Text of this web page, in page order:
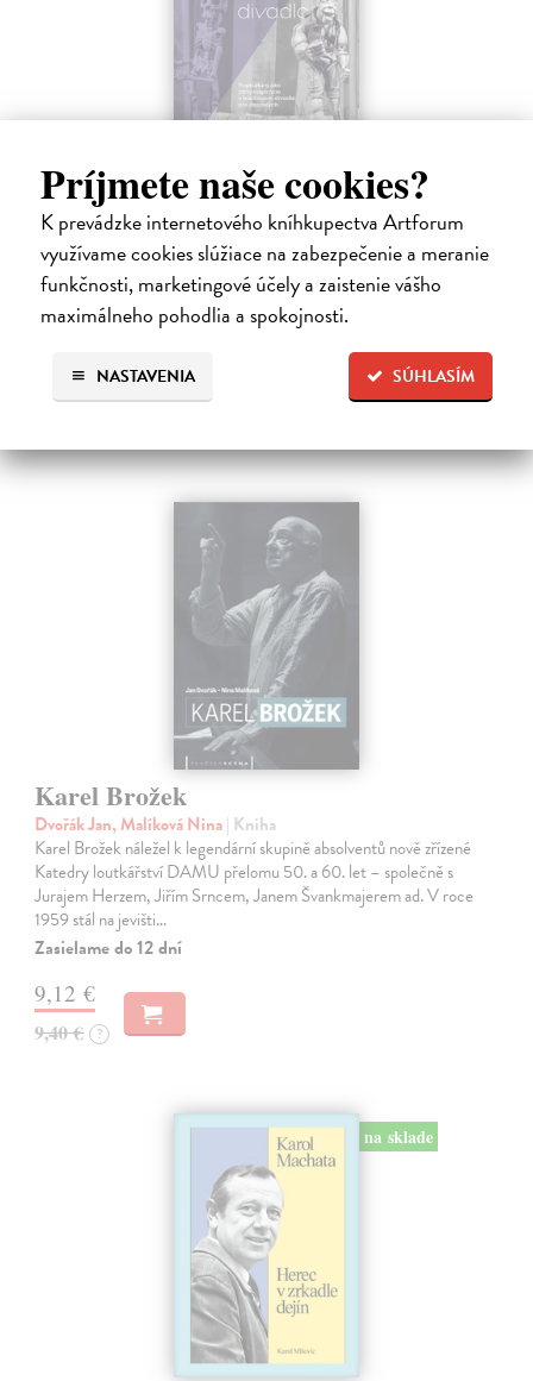
Príjmete naše cookies?
K prevádzke internetového kníhkupectva Artforum
využívame cookies slúžiace na zabezpečenie a meranie
funkčnosti, marketingové účely a zaistenie vášho
maximálneho pohodlia a spokojnosti.
SÚHLASÍM
NASTAVENIA
Dezorzovo lútkové divadlo
Dezorz Gejza| Kniha
Kniha o Dezorzovom lútkovom divadle mapuje viac ako dve
desaťročia existencie jedného z najvýraznejších slovenských
nezávislých bábkových súborov. Obsahuje fotografie, spomienky,
výtvarné návrhy, texty…
17,75 €
Karel Brožek
Dvořák Jan, Malíková Nina| Kniha
Karel Brožek náležel k legendární skupině absolventů nově zřízené
Katedry loutkářství DAMU přelomu 50. a 60. let – společně s
Jurajem Herzem, Jiřím Srncem, Janem Švankmajerem ad. V roce
1959 stál na jevišti…
Zasielame do 12 dní
9,12 €
9,40 € ?
na sklade